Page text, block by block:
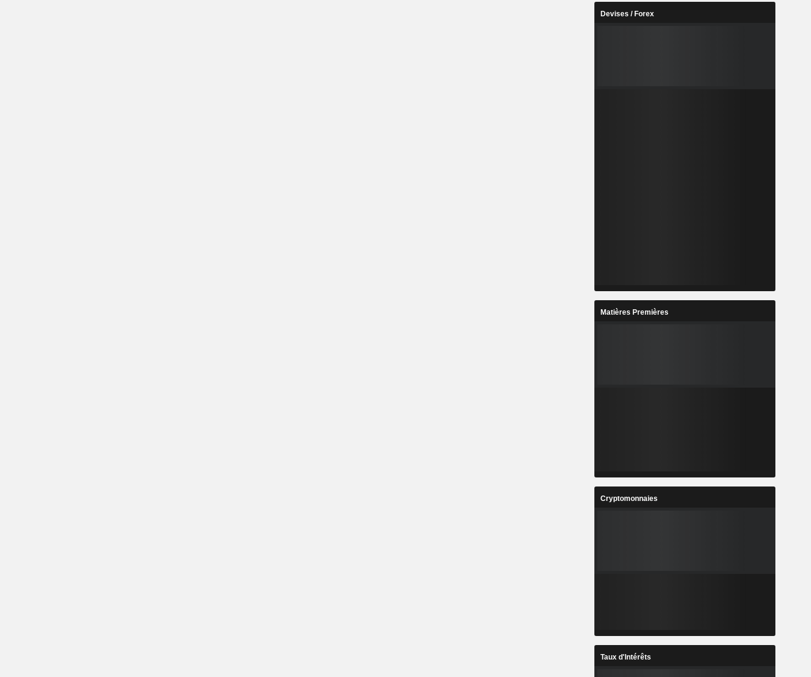
Devises / Forex
Matières Premières
Cryptomonnaies
Taux d'Intérêts